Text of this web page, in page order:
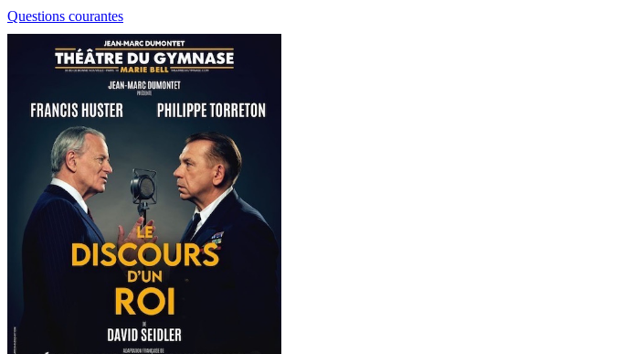
Questions courantes